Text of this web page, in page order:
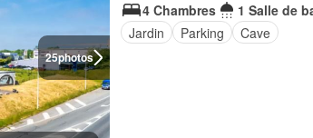
25photos
4 Chambres
1 Salle de
Jardin
Parking Cave